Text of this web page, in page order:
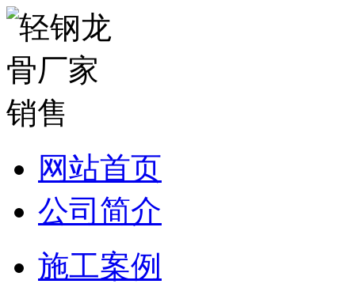
网站首页
公司简介
施工案例